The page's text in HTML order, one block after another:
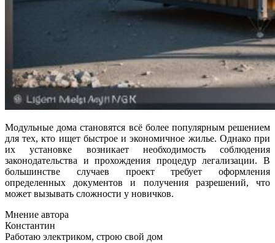
Модульные дома становятся всё более популярным решением
для тех, кто ищет быстрое и экономичное жилье. Однако при
их установке возникает необходимость соблюдения
законодательства и прохождения процедур легализации. В
большинстве случаев проект требует оформления
определенных документов и получения разрешений, что
может вызывать сложности у новичков.
Мнение автора
Константин
Работаю электриком, строю свой дом